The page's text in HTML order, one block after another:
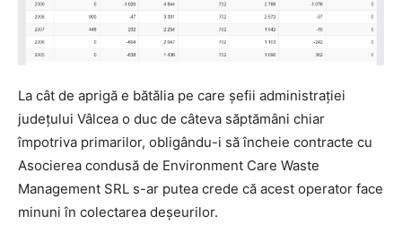
La cât de aprigă e bătălia pe care șefii administrației
județului Vâlcea o duc de câteva săptămâni chiar
împotriva primarilor, obligându-i să încheie contracte cu
Asocierea condusă de Environment Care Waste
Management SRL s-ar putea crede că acest operator face
minuni în colectarea deșeurilor.